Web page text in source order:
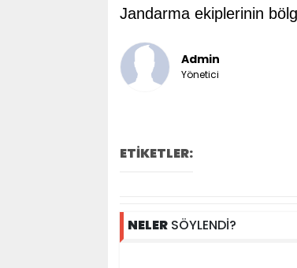
Jandarma ekiplerinin
Admin
Yönetici
ETİKETLER:
NELERSÖYLENDİ?